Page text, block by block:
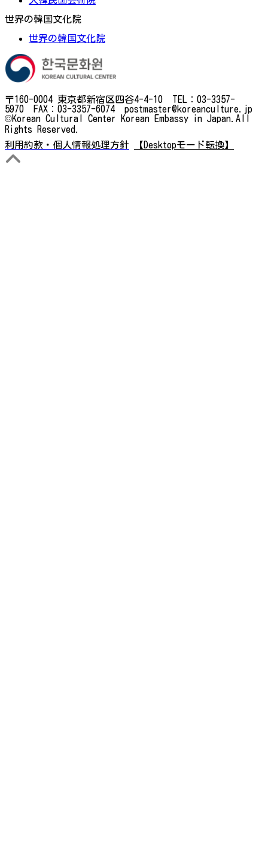
世界の韓国文化院
世界の韓国文化院
〒160-0004 東京都新宿区四谷4-4-10 TEL：03-3357-
5970 FAX：03-3357-6074 postmaster@koreanculture.jp
©Korean Cultural Center Korean Embassy in Japan.All
Rights Reserved.
利用約款・個人情報処理方針
【Desktopモード転換】